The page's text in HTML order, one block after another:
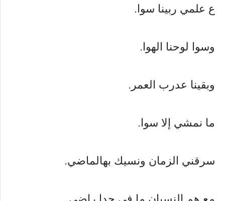
ع علمي ربينا سوا.
وسوا لوحنا الهوا.
وبقينا عدرب العمر.
ما نمشي إلا سوا.
سرقني الزمان ونسيك بهالماضي.